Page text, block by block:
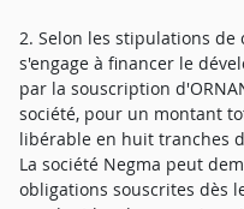
2. Selon les stipulations de
s'engage à financer le
par la souscription
société, pour un montant
libérable en huit tranches
La société Negma peut
obligations souscrites dès